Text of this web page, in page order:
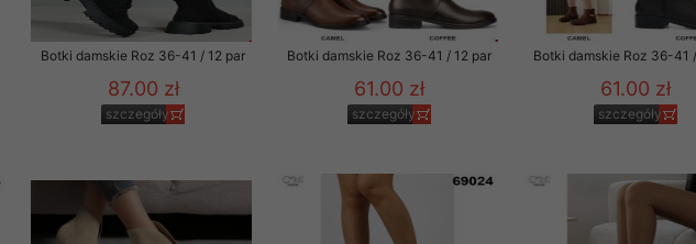
Botki damskie Roz 36-41 / 12 par
87.00 zł
szczegóły
Botki damskie Roz 36-41 / 12 par
61.00 zł
szczegóły
Botki damskie Roz 36-41
61.00 zł
szczegóły